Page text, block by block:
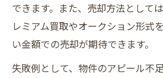
できます。また、売却方法として
レミアム買取やオークション形式
い金額での売却が期待できます。
失敗例として、物件のアピール不